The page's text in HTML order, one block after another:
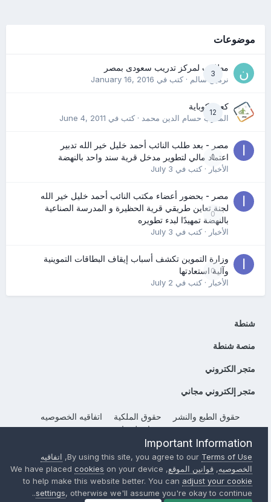
موضوعات
3
مطلوب لمركز تدريب سعودى بمصر
نرمين سالم· كتب في January 16, 2016
12
كعب كوباية
المدرب حسام الدين محمد· كتب في June 4, 2011
0
مصر - بعد طلب النائب أحمد خليل خير الله تدبير
اعتماد مالي لتطوير مدخل قرية سند واحد بالنهضة
الأخبار· كتب في July 3
0
مصر - بحضور أعضاء مكتب النائب أحمد خليل خير الله
لجنة تعاين طريقي قرية الحظيرة و المدرسة الصناعية
بالنهضة تمهيدًا لبدء تطويره
الأخبار· كتب في July 3
0
وزارة التموين تكشف أسباب إيقاف البطاقات التموينية
وآلية استعادتها
الأخبار· كتب في July 2
شنطة
منصة شنطة
متجر الكتروني
متجر إلكتروني مجاني
حقوق الطبع والنشر حقوق الملكية
اتفاقيه الخصوصيه
إتصل بنا
Powered by Invision CommunityImportant Information
By using this site, you agree to ourTerms of Use
, اتفاقيه
الخصوصيه, قوانين الموقع, We have placed
cookies on your device
to help make this website better. You canadjust your cookie
settings , otherwise we'll assume you're okay to continue..